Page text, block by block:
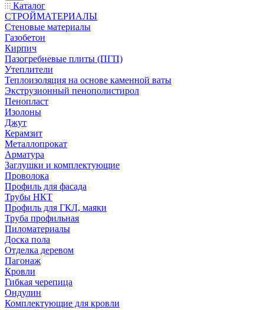
Каталог
СТРОЙМАТЕРИАЛЫ
Стеновые материалы
Газобетон
Кирпич
Пазогребневые плиты (ПГП)
Утеплители
Теплоизоляция на основе каменной ваты
Экструзионный пенополистирол
Пенопласт
Изолоны
Джут
Керамзит
Металлопрокат
Арматура
Заглушки и комплектующие
Проволока
Профиль для фасада
Трубы НКТ
Профиль для ГКЛ, маяки
Труба профильная
Пиломатериалы
Доска пола
Отделка деревом
Пагонаж
Кровли
Гибкая черепица
Ондулин
Комплектующие для кровли